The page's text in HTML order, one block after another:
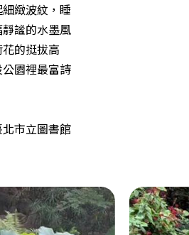
緻波紋，睡
謐的水墨風
的挺拔高
園裡最富詩
市立圖書館